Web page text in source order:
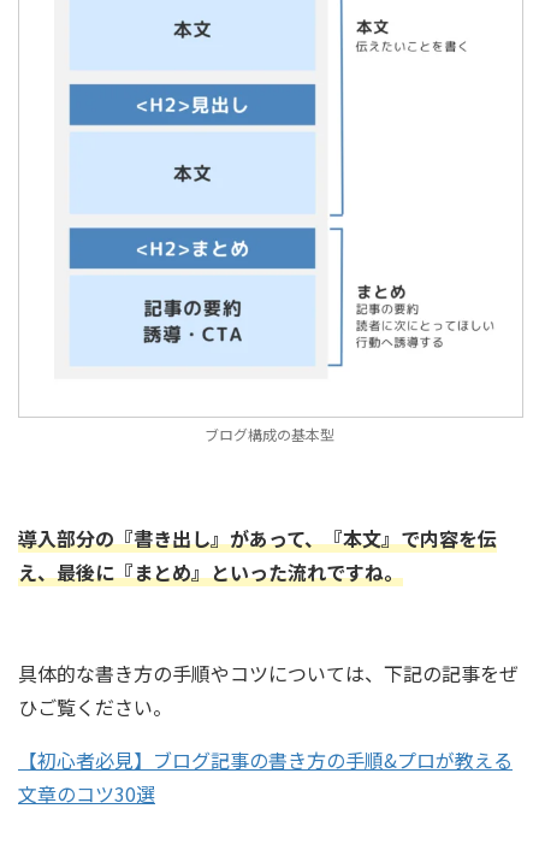
ブログ構成の基本型
導入部分の『書き出し』があって、『本文』で内容を伝
え、最後に『まとめ』といった流れですね。
具体的な書き方の手順やコツについては、下記の記事をぜ
ひご覧ください。
【初心者必見】ブログ記事の書き方の手順&プロが教える
文章のコツ30選